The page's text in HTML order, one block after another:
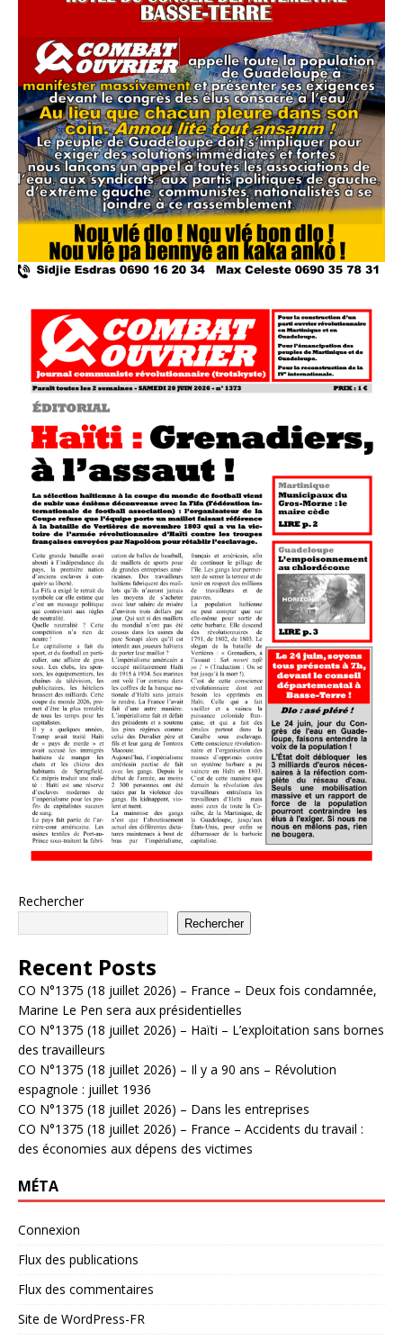
Rechercher
Rechercher
Recent Posts
CO N°1375 (18 juillet 2026) – France – Deux fois condamnée,
Marine Le Pen sera aux présidentielles
CO N°1375 (18 juillet 2026) – Haïti – L’exploitation sans bornes
des travailleurs
CO N°1375 (18 juillet 2026) – Il y a 90 ans – Révolution
espagnole : juillet 1936
CO N°1375 (18 juillet 2026) – Dans les entreprises
CO N°1375 (18 juillet 2026) – France – Accidents du travail :
des économies aux dépens des victimes
MÉTA
Connexion
Flux des publications
Flux des commentaires
Site de WordPress-FR